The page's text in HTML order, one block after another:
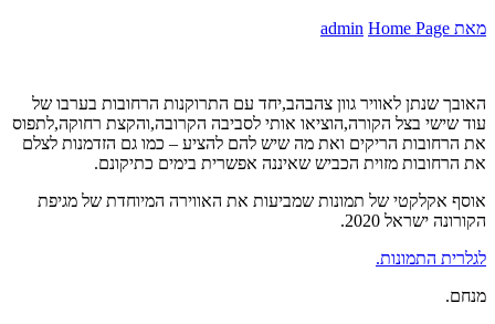
מאת admin Home Page
האובך שנתן לאוויר גוון צהבהב,יחד עם התרוקנות הרחובות בערבו של
עוד שישי בצל הקורה,הוציאו אותי לסביבה הקרובה,והקצת רחוקה,לתפוס
את הרחובות הריקים ואת מה שיש להם להציע – כמו גם הזדמנות לצלם
את הרחובות מזוית הכביש שאיננה אפשרית בימים כתיקונם.
אוסף אקלקטי של תמונות שמביעות את האווירה המיוחדת של מגיפת
הקורונה ישראל 2020.
לגלרית התמונות.
מנחם.